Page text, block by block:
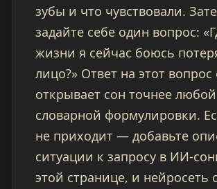
зубы и что чувствовали.
задайте себе один вопрос:
жизни я сейчас боюсь
лицо?» Ответ на этот
открывает сон точнее любой
словарной формулировки.
не приходит — добавьте
ситуации к запросу в ИИ-
этой странице, и нейросеть